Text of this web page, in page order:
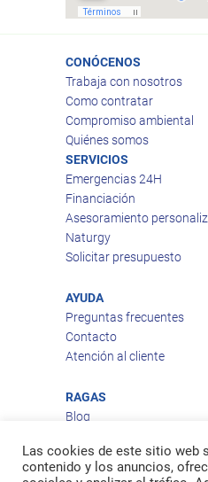
CONÓCENOS
Trabaja con nosotros
Como contratar
Compromiso ambiental
Quiénes somos
SERVICIOS
Emergencias 24H
Financiación
Asesoramiento
Naturgy
Solicitar presupuesto
AYUDA
Preguntas frecuentes
Contacto
Atención al cliente
RAGAS
Blog
Política de privacidad
Política de cookies
Las cookies de este sitio web
contenido y los anuncios,